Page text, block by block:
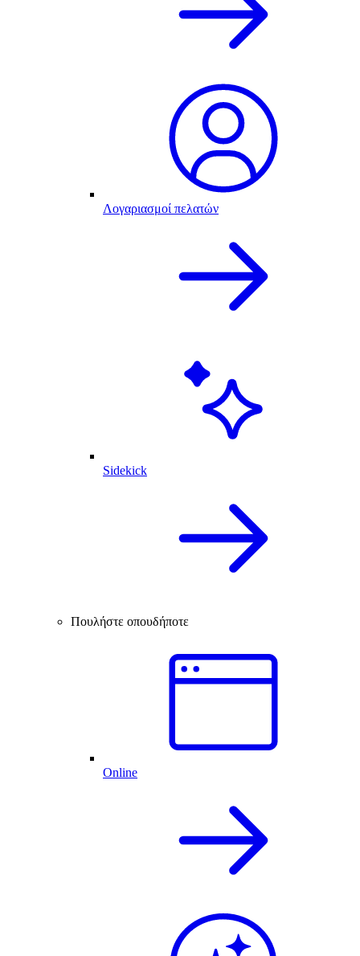
Λογαριασμοί πελατών
Sidekick
Πουλήστε οπουδήποτε
Online